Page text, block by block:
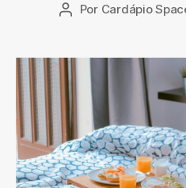
Autor
Por Cardápio